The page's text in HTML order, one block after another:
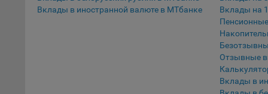
5.1.
5.2.
их
5.3.
Вклады в иностранной валюте в МТбанке
Вклады на
Отзывные
Вклады в